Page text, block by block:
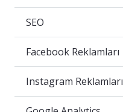
SEO
Facebook Reklamları
Instagram Reklamları